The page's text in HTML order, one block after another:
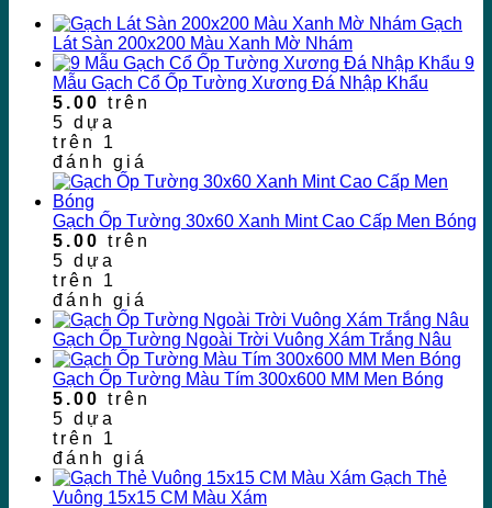
Gạch
Lát Sàn 200x200 Màu Xanh Mờ Nhám
9
Mẫu Gạch Cổ Ốp Tường Xương Đá Nhập Khẩu
5.00 trên
5 dựa
trên 1
đánh giá
Gạch Ốp Tường 30x60 Xanh Mint Cao Cấp Men Bóng
5.00 trên
5 dựa
trên 1
đánh giá
Gạch Ốp Tường Ngoài Trời Vuông Xám Trắng Nâu
Gạch Ốp Tường Màu Tím 300x600 MM Men Bóng
5.00 trên
5 dựa
trên 1
đánh giá
Gạch Thẻ
Vuông 15x15 CM Màu Xám